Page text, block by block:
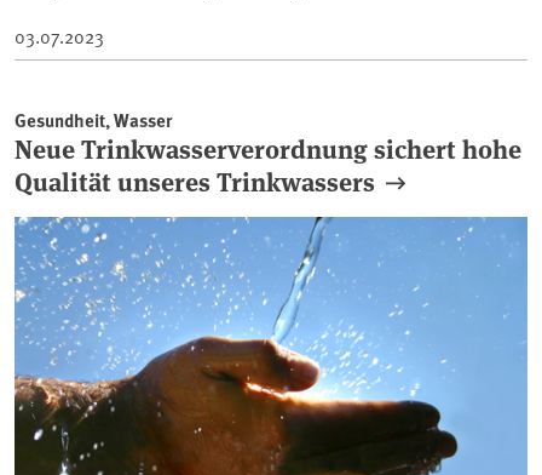
03.07.2023
Gesundheit, Wasser
Neue Trinkwasserverordnung sichert hohe
Qualität unseres Trinkwassers